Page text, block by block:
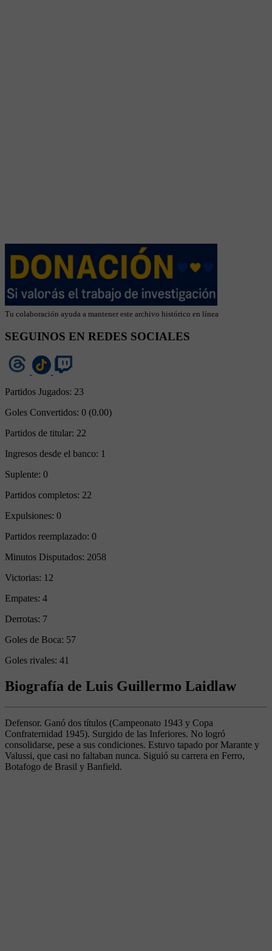
Tu colaboración ayuda a mantener este archivo histórico en línea
SEGUINOS EN REDES SOCIALES
Partidos Jugados: 23
Goles Convertidos: 0 (0.00)
Partidos de titular: 22
Ingresos desde el banco: 1
Suplente: 0
Partidos completos: 22
Expulsiones: 0
Partidos reemplazado: 0
Minutos Disputados: 2058
Victorias: 12
Empates: 4
Derrotas: 7
Goles de Boca: 57
Goles rivales: 41
Biografía de Luis Guillermo Laidlaw
Defensor. Ganó dos títulos (Campeonato 1943 y Copa
Confraternidad 1945). Surgido de las Inferiores. No logró
consolidarse, pese a sus condiciones. Estuvo tapado por Marante y
Valussi, que casi no faltaban nunca. Siguió su carrera en Ferro,
Botafogo de Brasil y Banfield.